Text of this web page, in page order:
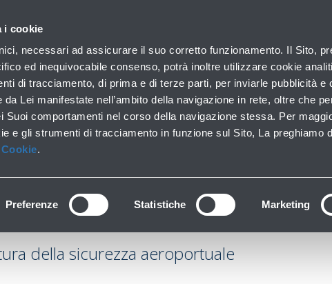
i cookie
necessari ad assicurare il suo corretto funzionamento. Il Sito,
ed inequivocabile consenso, potrà inoltre utilizzare cookie
di tracciamento, di prima e di terze parti, per inviarle pubblicità e
Lei manifestate nell’ambito della navigazione in rete, oltre che
Suoi comportamenti nel corso della navigazione stessa. Per
e gli strumenti di tracciamento in funzione sul Sito, La preghiamo
.
Preferenze Statistiche Marketing
Profilo aziendale Business Sala stampa Operatori
Promotion &
della sicurezza aeroportuale